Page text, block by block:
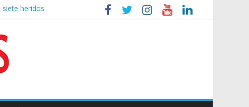
heridos
de TV
un poco endiablada”
expediente a Campana